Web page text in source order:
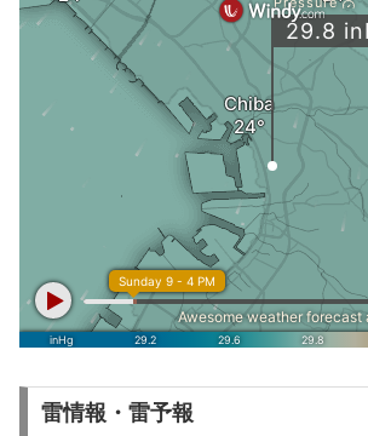
雷情報・雷予報